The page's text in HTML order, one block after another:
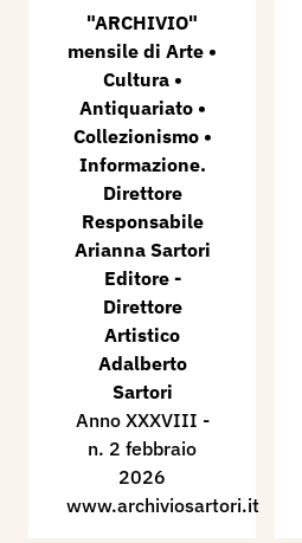
"ARCHIVIO"
mensile di Arte •
Cultura •
Antiquariato •
Collezionismo •
Informazione.
Direttore
Responsabile
Arianna Sartori
Editore -
Direttore
Artistico
Adalberto
Sartori
Anno XXXVIII -
n. 2 febbraio
2026
www.archiviosartori.it